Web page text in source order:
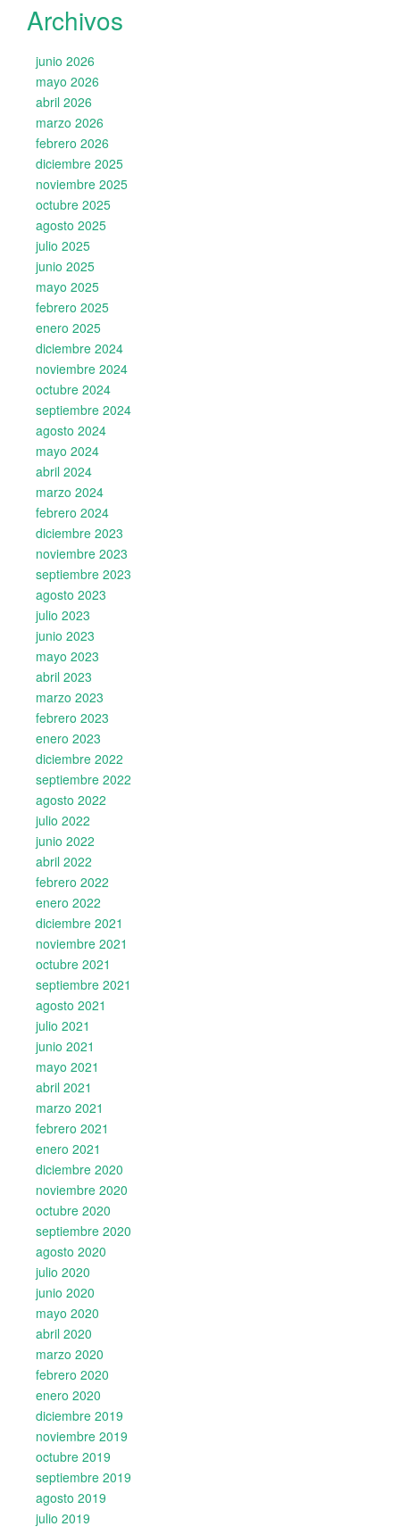
Archivos
junio 2026
mayo 2026
abril 2026
marzo 2026
febrero 2026
diciembre 2025
noviembre 2025
octubre 2025
agosto 2025
julio 2025
junio 2025
mayo 2025
febrero 2025
enero 2025
diciembre 2024
noviembre 2024
octubre 2024
septiembre 2024
agosto 2024
mayo 2024
abril 2024
marzo 2024
febrero 2024
diciembre 2023
noviembre 2023
septiembre 2023
agosto 2023
julio 2023
junio 2023
mayo 2023
abril 2023
marzo 2023
febrero 2023
enero 2023
diciembre 2022
septiembre 2022
agosto 2022
julio 2022
junio 2022
abril 2022
febrero 2022
enero 2022
diciembre 2021
noviembre 2021
octubre 2021
septiembre 2021
agosto 2021
julio 2021
junio 2021
mayo 2021
abril 2021
marzo 2021
febrero 2021
enero 2021
diciembre 2020
noviembre 2020
octubre 2020
septiembre 2020
agosto 2020
julio 2020
junio 2020
mayo 2020
abril 2020
marzo 2020
febrero 2020
enero 2020
diciembre 2019
noviembre 2019
octubre 2019
septiembre 2019
agosto 2019
julio 2019